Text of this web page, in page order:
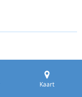
Kaart